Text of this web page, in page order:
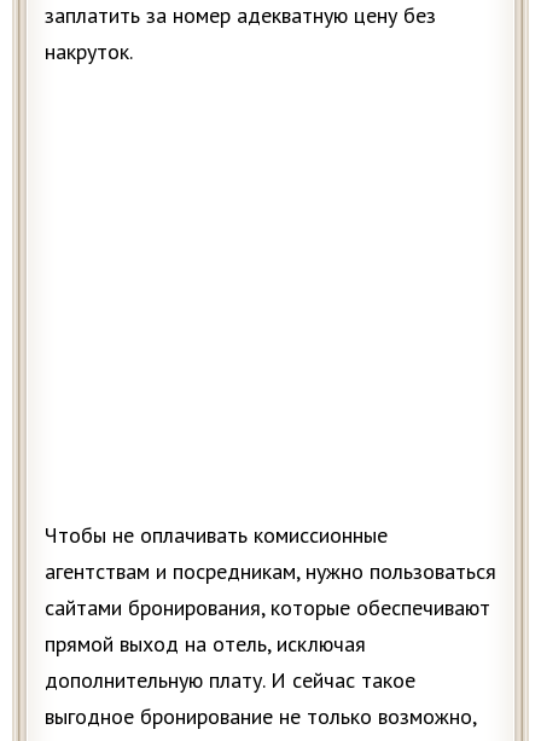
заплатить за номер адекватную цену без
накруток.
Чтобы не оплачивать комиссионные
агентствам и посредникам, нужно пользоваться
сайтами бронирования, которые обеспечивают
прямой выход на отель, исключая
дополнительную плату. И сейчас такое
выгодное бронирование не только возможно,